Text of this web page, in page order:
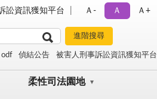
訟資訊獲知平台 Ａ- Ａ Ａ+
odf 偵結公告 被害人刑事訴訟資訊獲知平台
柔性司法園地